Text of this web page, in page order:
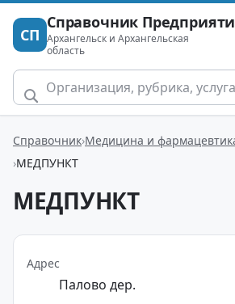
СП
Справочник
Архангельск и Архангельская
область
Справочник Медицина и
МЕДПУНКТ
МЕДПУНКТ
Адрес
Палово дер.